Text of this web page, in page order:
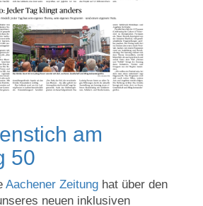
am
50
Aachener Zeitung hat über den
neuen inklusiven